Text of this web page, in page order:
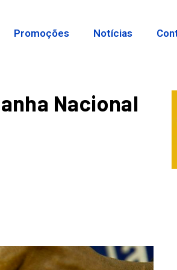
Promoções Notícias
Nacional